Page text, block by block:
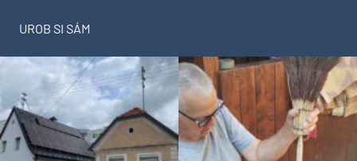
UROB SI SÁM